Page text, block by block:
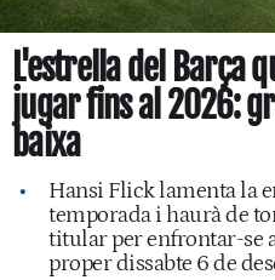
L'estrella del Barça
jugar fins al 2026:
baixa
Hansi Flick lamenta la
temporada i haurà de
titular per enfrontar-se
proper dissabte 6 de